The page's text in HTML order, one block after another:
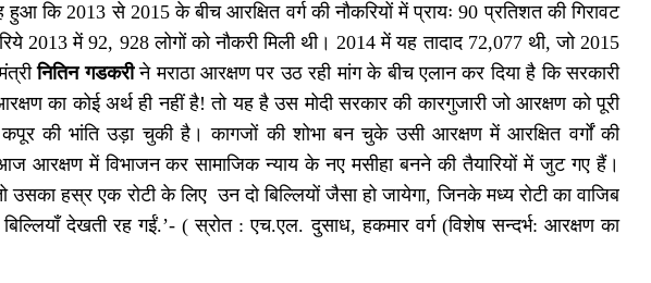
कि 2013 से 2015 के बीच आरक्षित वर्ग की नौकरियों में प्रायः 90 प्रतिशत की गिरावट
2013 में 92, 928 लोगों को नौकरी मिली थी। 2014 में यह तादाद 72,077 थी, जो 2015
नितिन गडकरीने मराठा आरक्षण पर उठ रही मांग के बीच एलान कर दिया है कि सरकारी
का कोई अर्थ ही नहीं है! तो यह है उस मोदी सरकार की कारगुजारी जो आरक्षण को पूरी
की भांति उड़ा चुकी है। कागजों की शोभा बन चुके उसी आरक्षण में आरक्षित वर्गों की
आज आरक्षण में विभाजन कर सामाजिक न्याय के नए मसीहा बनने की तैयारियों में जुट गए हैं।
हस्र एक रोटी के लिए उन दो बिल्लियों जैसा हो जायेगा, जिनके मध्य रोटी का वाजिब
देखती रह गईं.’- ( स्रोत : एच.एल. दुसाध, हकमार वर्ग (विशेष सन्दर्भ: आरक्षण का